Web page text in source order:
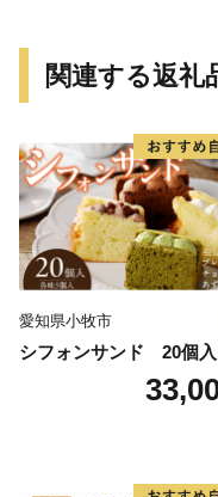
関連する返礼
愛知県小牧市
シフォンサンド 20個入